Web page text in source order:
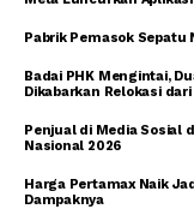
Pabrik Pemasok
Badai PHK Mengintai,
Dikabarkan Relokasi
Penjual di Media Sosial
Nasional 2026
Harga Pertamax Naik
Dampaknya